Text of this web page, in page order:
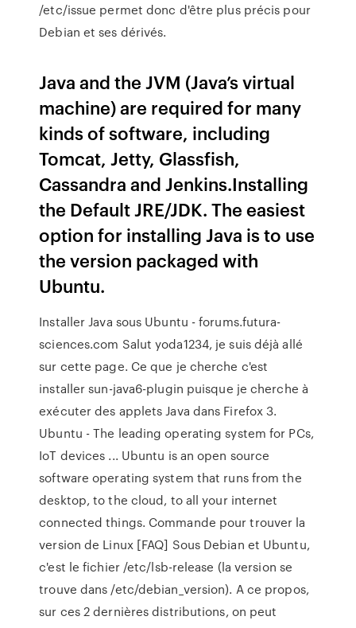
/etc/issue permet donc d'être plus précis pour
Debian et ses dérivés.
Java and the JVM (Java’s virtual
machine) are required for many
kinds of software, including
Tomcat, Jetty, Glassfish,
Cassandra and Jenkins.Installing
the Default JRE/JDK. The easiest
option for installing Java is to use
the version packaged with
Ubuntu.
Installer Java sous Ubuntu - forums.futura-
sciences.com Salut yoda1234, je suis déjà allé
sur cette page. Ce que je cherche c'est
installer sun-java6-plugin puisque je cherche à
exécuter des applets Java dans Firefox 3.
Ubuntu - The leading operating system for PCs,
IoT devices ... Ubuntu is an open source
software operating system that runs from the
desktop, to the cloud, to all your internet
connected things. Commande pour trouver la
version de Linux [FAQ] Sous Debian et Ubuntu,
c'est le fichier /etc/lsb-release (la version se
trouve dans /etc/debian_version). A ce propos,
sur ces 2 dernières distributions, on peut